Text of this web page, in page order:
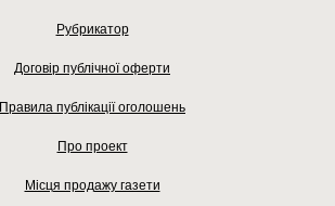
Рубрикатор
Договір публічної оферти
Правила публікації оголошень
Про проект
Місця продажу газети